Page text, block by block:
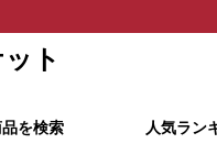
ト
を検索 人気ラン